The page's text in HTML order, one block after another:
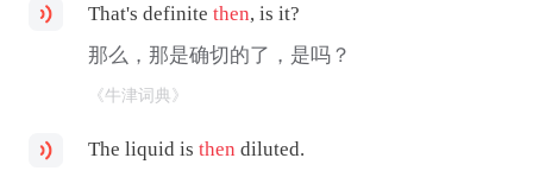
That's definitethen, is it?
那么，那是确切的了，是吗？
《牛津词典》
The liquid isthen diluted.